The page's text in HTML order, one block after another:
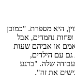
היא מספרת. "כמובן
נחמדים, אבל
או אביהם שעות
עם הילדים,
שלה. "ברגע
את זה".